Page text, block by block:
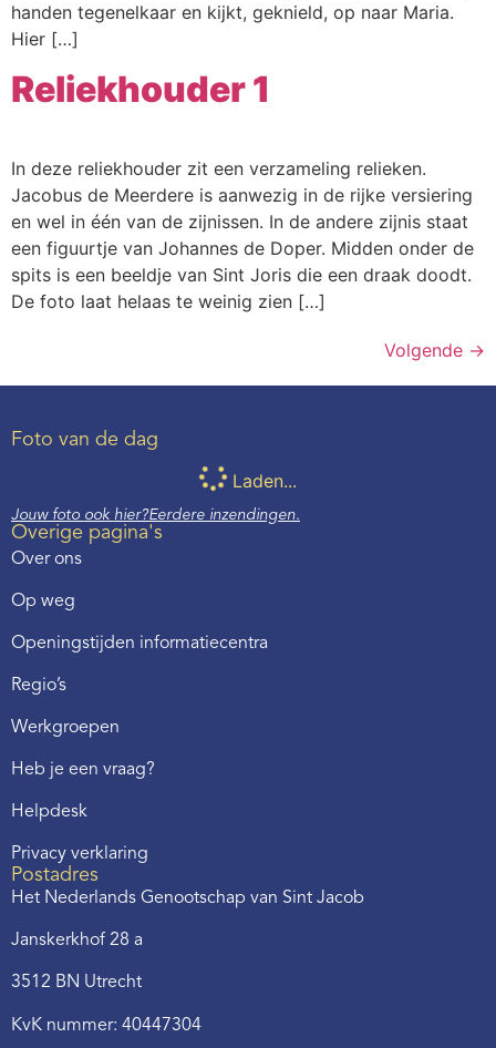
handen tegenelkaar en kijkt, geknield, op naar Maria.
Hier […]
Reliekhouder 1
In deze reliekhouder zit een verzameling relieken.
Jacobus de Meerdere is aanwezig in de rijke versiering
en wel in één van de zijnissen. In de andere zijnis staat
een figuurtje van Johannes de Doper. Midden onder de
spits is een beeldje van Sint Joris die een draak doodt.
De foto laat helaas te weinig zien […]
Volgende →
Foto van de dag
Laden...
Jouw foto ook hier?Eerdere inzendingen.
Overige pagina's
Over ons
Op weg
Openingstijden informatiecentra
Regio’s
Werkgroepen
Heb je een vraag?
Helpdesk
Privacy verklaring
Postadres
Het Nederlands Genootschap van Sint Jacob
Janskerkhof 28 a
3512 BN Utrecht
KvK nummer: 40447304